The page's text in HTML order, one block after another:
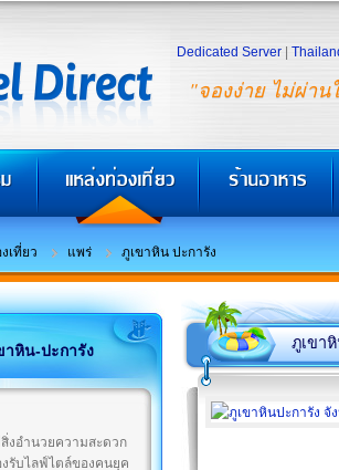
"จองง่าย ไม่ผ่าน
Dedicated Server
เที่ยว แพร่ ภูเขาหิน ปะการัง
าหิน-ปะการัง
งอำนวยความสะดวก
รับไลฟ์ไตล์ของคนยุค
ภูเขา